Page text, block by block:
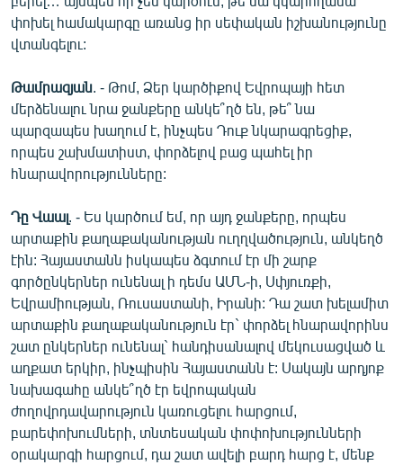
փոխել համակարգը առանց իր սեփական իշխանությունը
վտանգելու:
Թամրազյան . - Թոմ, Ձեր կարծիքով Եվրոպայի հետ
մերձենալու նրա ջանքերը անկե՞ղծ են, թե՞ նա
պարզապես խաղում է, ինչպես Դուք նկարագրեցիք,
որպես շախմատիստ, փորձելով բաց պահել իր
հնարավորությունները:
Դը Վաալ . - Ես կարծում եմ, որ այդ ջանքերը, որպես
արտաքին քաղաքականության ուղղվածություն, անկեղծ
էին: Հայաստանն իսկապես ձգտում էր մի շարք
գործընկերներ ունենալ ի դեմս ԱՄՆ-ի, Սփյուռքի,
Եվրամիության, Ռուսաստանի, Իրանի: Դա շատ խելամիտ
արտաքին քաղաքականություն էր` փորձել հնարավորինս
շատ ընկերներ ունենալ` հանդիսանալով մեկուսացված և
աղքատ երկիր, ինչպիսին Հայաստանն է: Սակայն արդյոք
նախագահը անկե՞ղծ էր եվրոպական
ժողովրդավարություն կառուցելու հարցում,
բարեփոխումների, տնտեսական փոփոխությունների
օրակարգի հարցում, դա շատ ավելի բարդ հարց է, մենք